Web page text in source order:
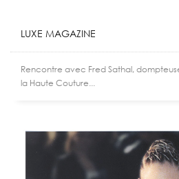
LUXE MAGAZINE
Rencontre avec Fred Sathal,
la Haute Couture...